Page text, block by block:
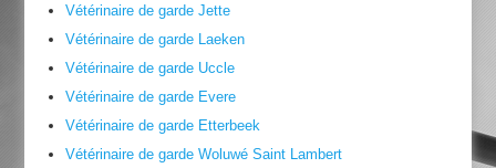
Vétérinaire de garde Jette
Vétérinaire de garde Laeken
Vétérinaire de garde Uccle
Vétérinaire de garde Evere
Vétérinaire de garde Etterbeek
Vétérinaire de garde Woluwé Saint Lambert